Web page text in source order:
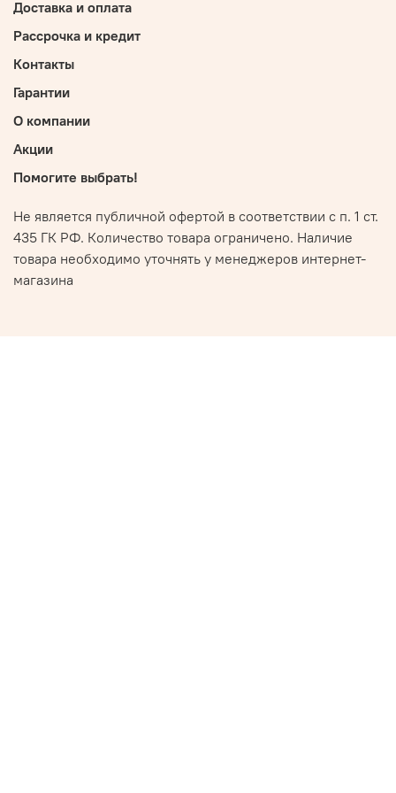
Доставка и оплата
Рассрочка и кредит
Контакты
Гарантии
О компании
Акции
Помогите выбрать!
Не является публичной офертой в соответствии с п. 1 ст.
435 ГК РФ. Количество товара ограничено. Наличие
товара необходимо уточнять у менеджеров интернет-
магазина